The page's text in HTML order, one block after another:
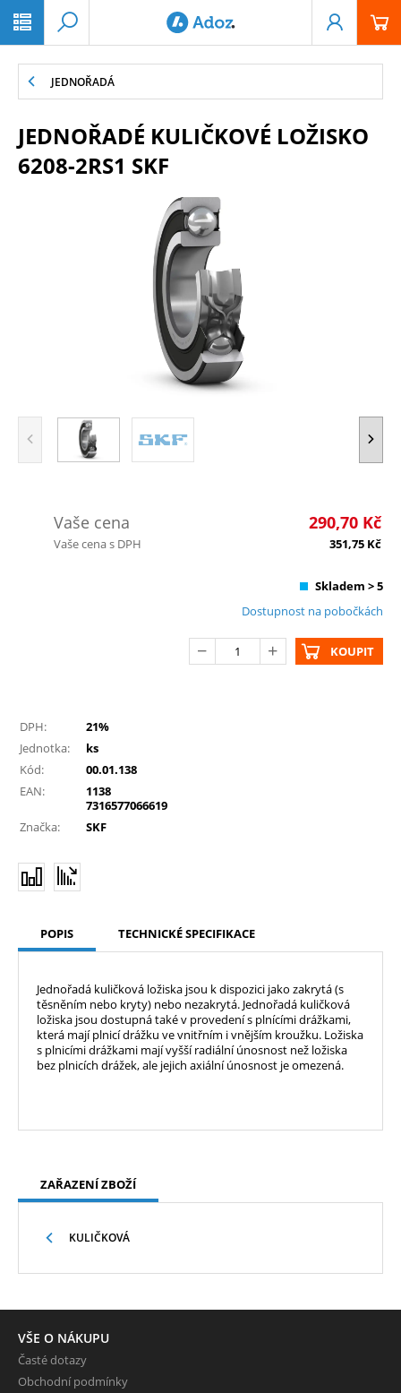
JEDNOŘADÁ
JEDNOŘADÉ KULIČKOVÉ LOŽISKO
6208-2RS1 SKF
Vaše cena 290,70 Kč
Vaše cena s DPH 351,75 Kč
Skladem > 5
Dostupnost na pobočkách
KOUPIT
DPH:
21%
Jednotka:
ks
Kód:
00.01.138
EAN:
1138
7316577066619
Značka:
SKF
POPIS TECHNICKÉ SPECIFIKACE
Jednořadá kuličková ložiska jsou k dispozici jako zakrytá (s
těsněním nebo kryty) nebo nezakrytá. Jednořadá kuličková
ložiska jsou dostupná také v provedení s plnícími drážkami,
která mají plnicí drážku ve vnitřním i vnějším kroužku. Ložiska
s plnicími drážkami mají vyšší radiální únosnost než ložiska
bez plnicích drážek, ale jejich axiální únosnost je omezená.
ZAŘAZENÍ ZBOŽÍ
KULIČKOVÁ
VŠE O NÁKUPU
Časté dotazy
Obchodní podmínky